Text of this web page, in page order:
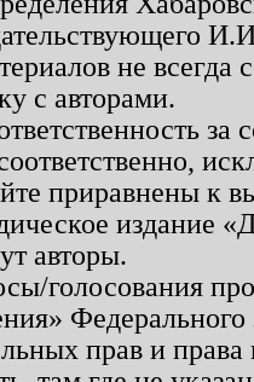
не
с авторами.
приравнены к
издание
авторы.
голосования
прав и